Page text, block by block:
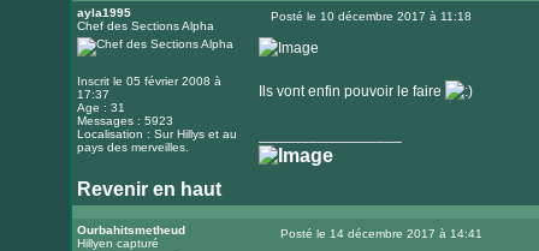
le
ayla1995
Chef des Sections Alpha
Inscrit le 05 février 2008 à
17:37
Age : 31
Messages : 5923
Localisation : Sur Hillys et au
pays des merveilles.
Posté le 10 décembre 2017 à 11:18
Ils vont enfin pouvoir le faire
Revenir en haut
Visiter
le
Ourbahitsmetheud
Hillyen capturé
Posté le 14 décembre 2017 à 14:41